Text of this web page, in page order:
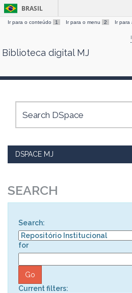
Skip
BRASIL
Ir para o conteúdo 1 Ir para o menu 2 Ir para
Biblioteca digital MJ
DSPACE MJ
SEARCH
Search:
for
Current filters: